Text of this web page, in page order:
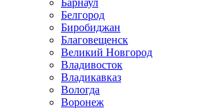
Барнаул
Белгород
Биробиджан
Благовещенск
Великий Новгород
Владивосток
Владикавказ
Вологда
Воронеж